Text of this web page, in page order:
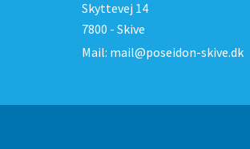
Skyttevej 14
7800 - Skive
Mail: mail@poseidon-skive.dk